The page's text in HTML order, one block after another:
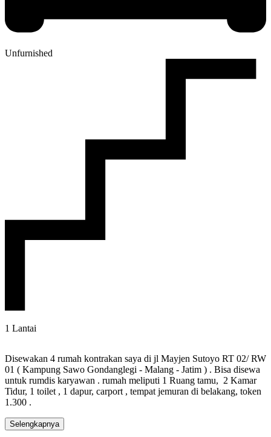
Unfurnished
1 Lantai
Disewakan 4 rumah kontrakan saya di jl Mayjen Sutoyo RT 02/ RW
01 ( Kampung Sawo Gondanglegi - Malang - Jatim ) . Bisa disewa
untuk rumdis karyawan . rumah meliputi 1 Ruang tamu, 2 Kamar
Tidur, 1 toilet , 1 dapur, carport , tempat jemuran di belakang, token
1.300 .
Selengkapnya